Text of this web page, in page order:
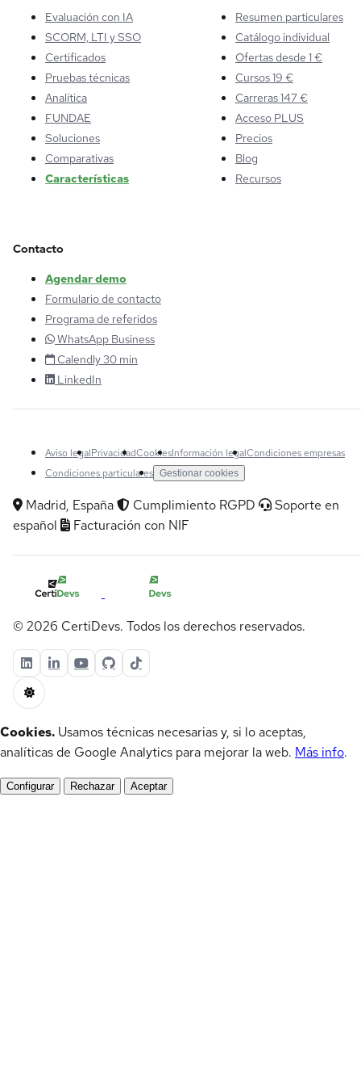
Evaluación con IA
SCORM, LTI y SSO
Certificados
Pruebas técnicas
Analítica
FUNDAE
Soluciones
Comparativas
Características
Resumen particulares
Catálogo individual
Ofertas desde 1 €
Cursos 19 €
Carreras 147 €
Acceso PLUS
Precios
Blog
Recursos
Contacto
Agendar demo
Formulario de contacto
Programa de referidos
WhatsApp Business
Calendly 30 min
LinkedIn
Aviso legalPrivacidadCookiesInformación legalCondiciones empresas
Condiciones particulares Gestionar cookies
Madrid, España Cumplimiento RGPD
Soporte en
español
Facturación con NIF
© 2026 CertiDevs. Todos los derechos reservados.
Cookies. Usamos técnicas necesarias y, si lo aceptas,
analíticas de Google Analytics para mejorar la web. Más info.
Configurar Rechazar Aceptar